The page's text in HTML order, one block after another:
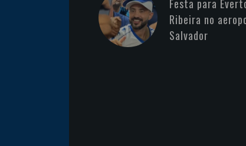
Festa para
Ribeira no
Salvador